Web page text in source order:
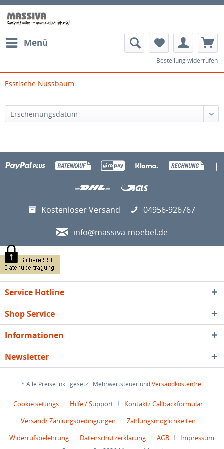
Menü
Bestellung widerrufen
Esstische Nussbaum
|
Kostenloser Versand
04956-926767
info@massiva-moebel.de
Service Hotline
Shop Service
Informationen
Newsletter
* Alle Preise inkl. gesetzl. Mehrwertsteuer undVersandkostenfrei
Cookie settings Hilfe / Support
Kontakt/ Callbackformular
Versand/ Zahlungsbedingungen
Zahlungsmöglichkeiten
Widerrufsbelehrung
Datenschutzerklärung AGB
Impressum